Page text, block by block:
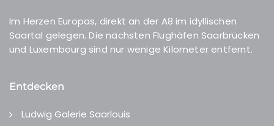
Im Herzen Europas, direkt an der A8 im idyllischen
Saartal gelegen. Die nächsten Flughäfen Saarbrücken
und Luxembourg sind nur wenige Kilometer entfernt.
Entdecken
Ludwig Galerie Saarlouis